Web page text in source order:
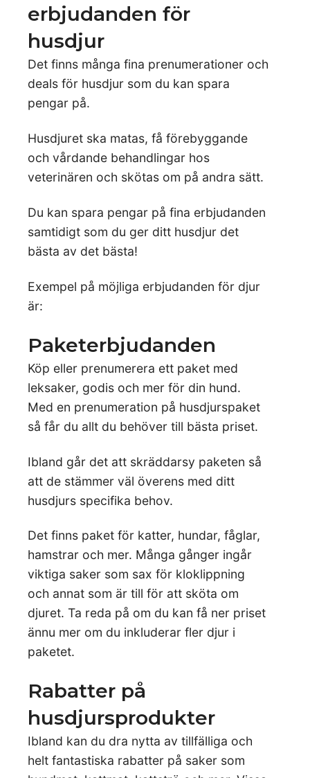
erbjudanden för
husdjur
Det finns många fina prenumerationer och
deals för husdjur som du kan spara
pengar på.
Husdjuret ska matas, få förebyggande
och vårdande behandlingar hos
veterinären och skötas om på andra sätt.
Du kan spara pengar på fina erbjudanden
samtidigt som du ger ditt husdjur det
bästa av det bästa!
Exempel på möjliga erbjudanden för djur
är:
Paketerbjudanden
Köp eller prenumerera ett paket med
leksaker, godis och mer för din hund.
Med en prenumeration på husdjurspaket
så får du allt du behöver till bästa priset.
Ibland går det att skräddarsy paketen så
att de stämmer väl överens med ditt
husdjurs specifika behov.
Det finns paket för katter, hundar, fåglar,
hamstrar och mer. Många gånger ingår
viktiga saker som sax för kloklippning
och annat som är till för att sköta om
djuret. Ta reda på om du kan få ner priset
ännu mer om du inkluderar fler djur i
paketet.
Rabatter på
husdjursprodukter
Ibland kan du dra nytta av tillfälliga och
helt fantastiska rabatter på saker som